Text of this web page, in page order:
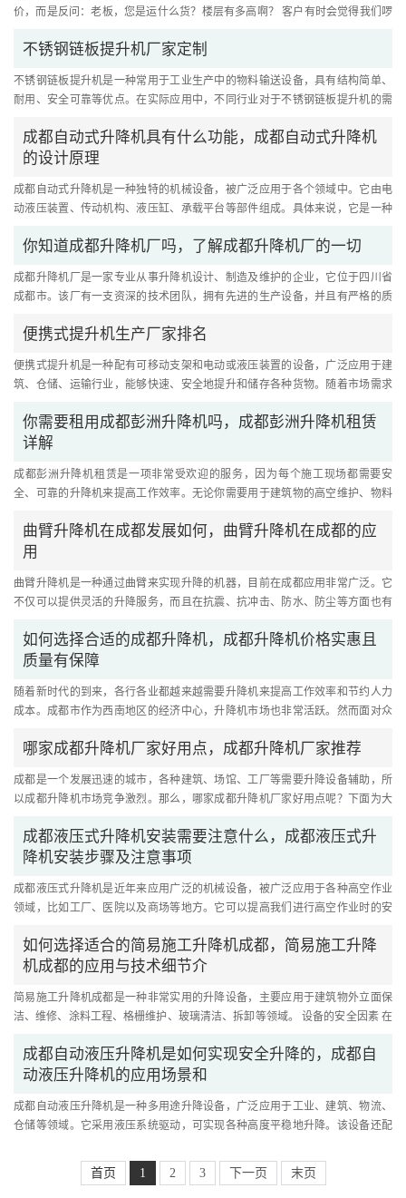
价，而是反问：老板，您是运什么货？楼层有多高啊？ 客户有时会觉得我们啰
不锈钢链板提升机厂家定制
不锈钢链板提升机是一种常用于工业生产中的物料输送设备，具有结构简单、
耐用、安全可靠等优点。在实际应用中，不同行业对于不锈钢链板提升机的需
成都自动式升降机具有什么功能，成都自动式升降机
的设计原理
成都自动式升降机是一种独特的机械设备，被广泛应用于各个领域中。它由电
动液压装置、传动机构、液压缸、承载平台等部件组成。具体来说，它是一种
你知道成都升降机厂吗，了解成都升降机厂的一切
成都升降机厂是一家专业从事升降机设计、制造及维护的企业，它位于四川省
成都市。该厂有一支资深的技术团队，拥有先进的生产设备，并且有严格的质
便携式提升机生产厂家排名
便携式提升机是一种配有可移动支架和电动或液压装置的设备，广泛应用于建
筑、仓储、运输行业，能够快速、安全地提升和储存各种货物。随着市场需求
你需要租用成都彭洲升降机吗，成都彭洲升降机租赁
详解
成都彭洲升降机租赁是一项非常受欢迎的服务，因为每个施工现场都需要安
全、可靠的升降机来提高工作效率。无论你需要用于建筑物的高空维护、物料
曲臂升降机在成都发展如何，曲臂升降机在成都的应
用
曲臂升降机是一种通过曲臂来实现升降的机器，目前在成都应用非常广泛。它
不仅可以提供灵活的升降服务，而且在抗震、抗冲击、防水、防尘等方面也有
如何选择合适的成都升降机，成都升降机价格实惠且
质量有保障
随着新时代的到来，各行各业都越来越需要升降机来提高工作效率和节约人力
成本。成都市作为西南地区的经济中心，升降机市场也非常活跃。然而面对众
哪家成都升降机厂家好用点，成都升降机厂家推荐
成都是一个发展迅速的城市，各种建筑、场馆、工厂等需要升降设备辅助，所
以成都升降机市场竞争激烈。那么，哪家成都升降机厂家好用点呢？下面为大
成都液压式升降机安装需要注意什么，成都液压式升
降机安装步骤及注意事项
成都液压式升降机是近年来应用广泛的机械设备，被广泛应用于各种高空作业
领域，比如工厂、医院以及商场等地方。它可以提高我们进行高空作业时的安
如何选择适合的简易施工升降机成都，简易施工升降
机成都的应用与技术细节介
简易施工升降机成都是一种非常实用的升降设备，主要应用于建筑物外立面保
洁、维修、涂料工程、格栅维护、玻璃清洁、拆卸等领域。 设备的安全因素 在
成都自动液压升降机是如何实现安全升降的，成都自
动液压升降机的应用场景和
成都自动液压升降机是一种多用途升降设备，广泛应用于工业、建筑、物流、
仓储等领域。它采用液压系统驱动，可实现各种高度平稳地升降。该设备还配
首页 1 2 3 下一页 末页